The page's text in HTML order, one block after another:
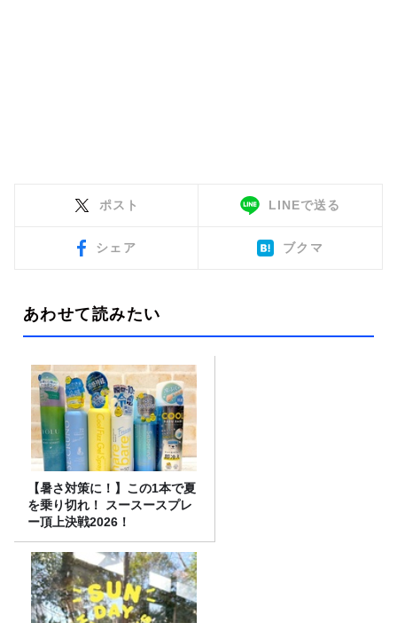
ポスト LINEで送る
シェア ブクマ
あわせて読みたい
【暑さ対策に！】この1本で夏
を乗り切れ！ スースースプレ
ー頂上決戦2026！